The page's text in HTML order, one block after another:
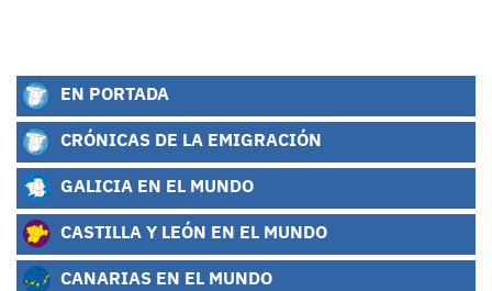
EN PORTADA
CRÓNICAS DE LA EMIGRACIÓN
GALICIA EN EL MUNDO
CASTILLA Y LEÓN EN EL MUNDO
CANARIAS EN EL MUNDO